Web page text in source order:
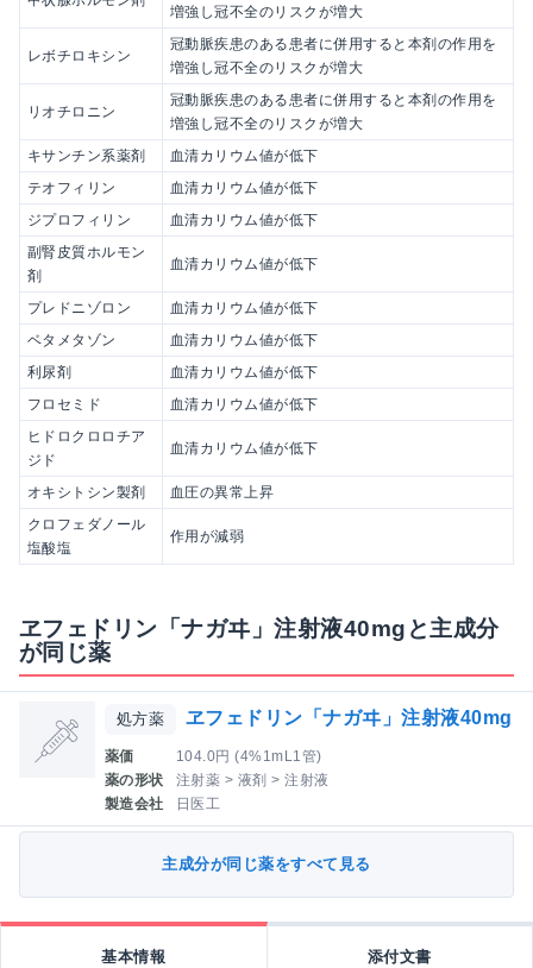
増強し冠不全のリスクが増大
レボチロキシン
冠動脈疾患のある患者に併用すると本剤の作用を
増強し冠不全のリスクが増大
リオチロニン
冠動脈疾患のある患者に併用すると本剤の作用を
増強し冠不全のリスクが増大
キサンチン系薬剤
血清カリウム値が低下
テオフィリン
血清カリウム値が低下
ジプロフィリン
血清カリウム値が低下
副腎皮質ホルモン
剤
血清カリウム値が低下
プレドニゾロン
血清カリウム値が低下
ベタメタゾン
血清カリウム値が低下
利尿剤
血清カリウム値が低下
フロセミド
血清カリウム値が低下
ヒドロクロロチア
ジド
血清カリウム値が低下
オキシトシン製剤
血圧の異常上昇
クロフェダノール
塩酸塩
作用が減弱
ヱフェドリン「ナガヰ」注射液40mgと主成分
が同じ薬
処方薬 ヱフェドリン「ナガヰ」注射液40mg
薬価
104.0円 (4%1mL1管)
薬の形状
注射薬 > 液剤 > 注射液
製造会社
日医工
主成分が同じ薬をすべて見る
基本情報 添付文書